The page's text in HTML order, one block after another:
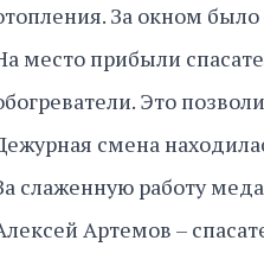
За окном было
место прибыли
Это
смена
слаженную работу
Артемов –